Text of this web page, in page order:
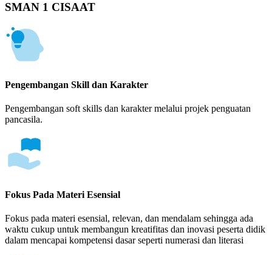
SMAN 1 CISAAT
Pengembangan Skill dan Karakter
Pengembangan soft skills dan karakter melalui projek penguatan
pancasila.
Fokus Pada Materi Esensial
Fokus pada materi esensial, relevan, dan mendalam sehingga ada
waktu cukup untuk membangun kreatifitas dan inovasi peserta didik
dalam mencapai kompetensi dasar seperti numerasi dan literasi